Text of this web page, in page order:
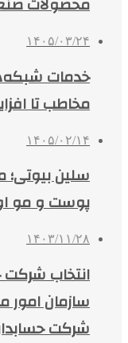
۱۴۰۵/۰۳/۲۴
مخاطب تا
۱۴۰۵/۰۲/۱۴
سلین
پوست و مو
۱۴۰۳/۱۱/۲۸
انتخاب
سازمان امور
شرکت